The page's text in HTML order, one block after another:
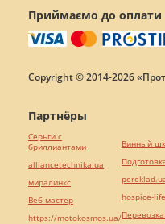
Приймаємо до оплати
Copyright © 2014-2026
Партнёры
Серьги с
бриллиантами
alliancetechnika.ua
миралинкс
Веб мастер
https://motokosmos.ua/
Винный
hospice-